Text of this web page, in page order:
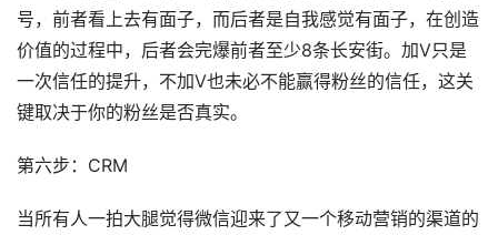
号，前者看上去有面子，而后者是自我感觉有面子，在创造
价值的过程中，后者会完爆前者至少8条长安街。加V只是
一次信任的提升，不加V也未必不能赢得粉丝的信任，这关
键取决于你的粉丝是否真实。
第六步：CRM
当所有人一拍大腿觉得微信迎来了又一个移动营销的渠道的